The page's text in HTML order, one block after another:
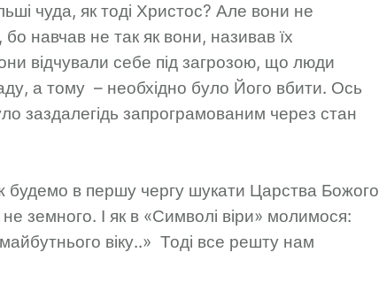
чуда, як тоді Христос? Але вони не
навчав не так як вони, називав їх
відчували себе під загрозою, що люди
а тому – необхідно було Його вбити. Ось
заздалегідь запрограмованим через стан
в першу чергу шукати Царства Божого
земного. І як в «Символі віри» молимося:
віку..» Тоді все решту нам